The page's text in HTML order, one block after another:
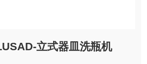
立式器皿洗瓶机